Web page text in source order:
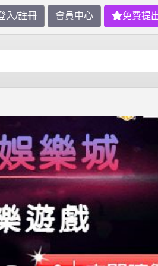
入/註冊 會員中心 免費提